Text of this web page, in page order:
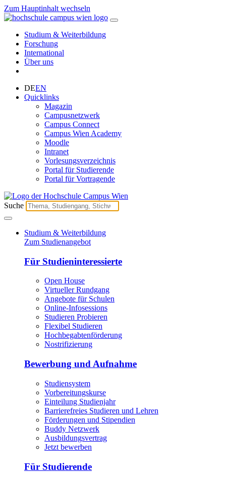
Zum Hauptinhalt wechseln
Studium & Weiterbildung
Forschung
International
Über uns
DEEN
Quicklinks
Magazin
Campusnetzwerk
Campus Connect
Campus Wien Academy
Moodle
Intranet
Vorlesungsverzeichnis
Portal für Studierende
Portal für Vortragende
Suche
Studium & Weiterbildung
Zum Studienangebot
Für Studieninteressierte
Open House
Virtueller Rundgang
Angebote für Schulen
Online-Infosessions
Studieren Probieren
Flexibel Studieren
Hochbegabtenförderung
Nostrifizierung
Bewerbung und Aufnahme
Studiensystem
Vorbereitungskurse
Einteilung Studienjahr
Barrierefreies Studieren und Lehren
Förderungen und Stipendien
Buddy Netzwerk
Ausbildungsvertrag
Jetzt bewerben
Für Studierende